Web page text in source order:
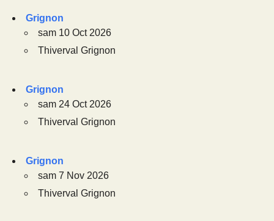
Grignon
sam 10 Oct 2026
Thiverval Grignon
Grignon
sam 24 Oct 2026
Thiverval Grignon
Grignon
sam 7 Nov 2026
Thiverval Grignon